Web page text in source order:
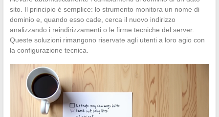
sito. Il principio è semplice: lo strumento monitora un nome di
dominio e, quando esso cade, cerca il nuovo indirizzo
analizzando i reindirizzamenti o le firme tecniche del server.
Queste soluzioni rimangono riservate agli utenti a loro agio con
la configurazione tecnica.